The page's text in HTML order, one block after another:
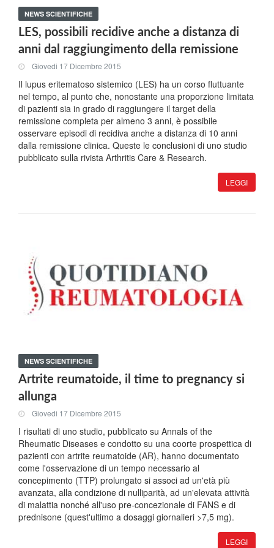
NEWS SCIENTIFICHE
LES, possibili recidive anche a distanza di
anni dal raggiungimento della remissione
Giovedi 17 Dicembre 2015
Il lupus eritematoso sistemico (LES) ha un corso fluttuante
nel tempo, al punto che, nonostante una proporzione limitata
di pazienti sia in grado di raggiungere il target della
remissione completa per almeno 3 anni, è possibile
osservare episodi di recidiva anche a distanza di 10 anni
dalla remissione clinica. Queste le conclusioni di uno studio
pubblicato sulla rivista Arthritis Care & Research.
LEGGI
NEWS SCIENTIFICHE
Artrite reumatoide, il time to pregnancy si
allunga
Giovedi 17 Dicembre 2015
I risultati di uno studio, pubblicato su Annals of the
Rheumatic Diseases e condotto su una coorte prospettica di
pazienti con artrite reumatoide (AR), hanno documentato
come l'osservazione di un tempo necessario al
concepimento (TTP) prolungato si associ ad un'età più
avanzata, alla condizione di nulliparità, ad un'elevata attività
di malattia nonché all'uso pre-concezionale di FANS e di
prednisone (quest'ultimo a dosaggi giornalieri >7,5 mg).
LEGGI